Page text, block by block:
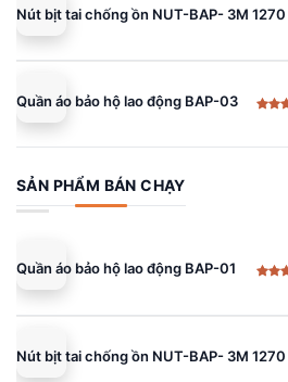
195.000 ₫.
Nút bịt tai chống ồn NUT-BAP- 3M 1270
Quần áo bảo hộ lao động BAP-03
hạng
Giá
gốc
là:
256.500 ₫.
Giá
hiện
tại
là:
195.000 ₫.
SẢN PHẨM BÁN CHẠY
Quần áo bảo hộ lao động BAP-01
5 sao
Giá
là:
Giá
tại
195.000 ₫.
Nút bịt tai chống ồn NUT-BAP- 3M 1270